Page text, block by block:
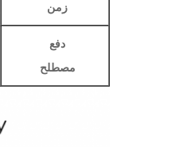
زمن
دفع
مصطلح